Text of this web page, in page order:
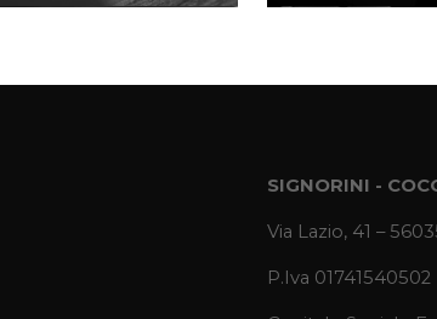
SIGNORINI -
Via Lazio, 41 –
P.Iva 01741540502